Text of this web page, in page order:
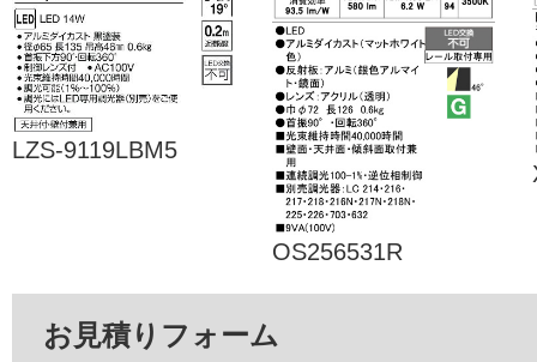
LZS-9119LBM5
OS256531R
お見積りフォーム